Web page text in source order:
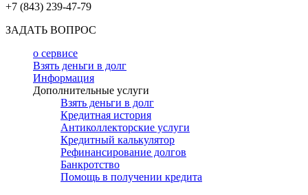
+7 (843) 239-47-79
ЗАДАТЬ ВОПРОС
о сервисе
Взять деньги в долг
Информация
Дополнительные услуги
Взять деньги в долг
Кредитная история
Антиколлекторские услуги
Кредитный калькулятор
Рефинансирование долгов
Банкротство
Помощь в получении кредита